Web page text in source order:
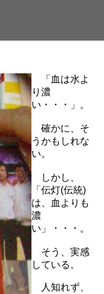
「血は水よ
り濃
い・・・」。
確かに、そ
うかもしれな
い。
しかし、
「伝灯(伝統)
は、血よりも
濃
い」・・・。
そう、実感
している。
人知れず、